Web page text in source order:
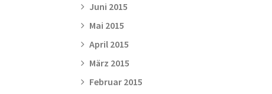
Juni 2015
Mai 2015
April 2015
März 2015
Februar 2015